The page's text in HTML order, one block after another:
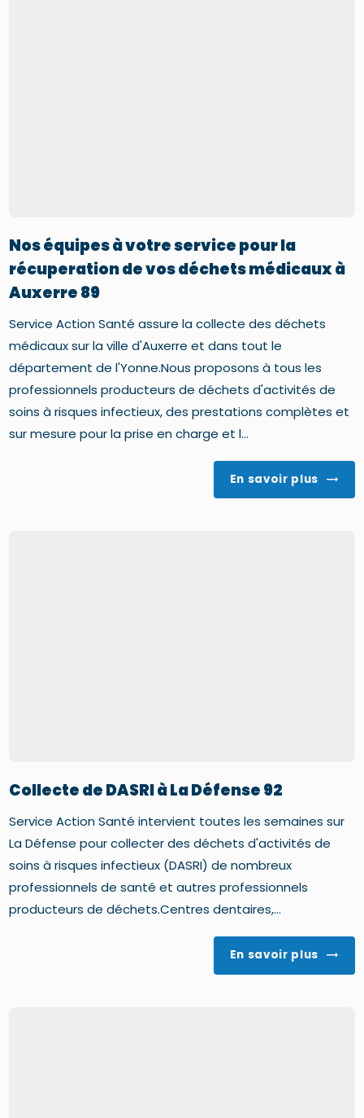
Nos équipes à votre service pour la
récuperation de vos déchets médicaux à
Auxerre 89
Service Action Santé assure la collecte des déchets
médicaux sur la ville d'Auxerre et dans tout le
département de l'Yonne.Nous proposons à tous les
professionnels producteurs de déchets d'activités de
soins à risques infectieux, des prestations complètes et
sur mesure pour la prise en charge et l...
En savoir plus
Collecte de DASRI à La Défense 92
Service Action Santé intervient toutes les semaines sur
La Défense pour collecter des déchets d'activités de
soins à risques infectieux (DASRI) de nombreux
professionnels de santé et autres professionnels
producteurs de déchets.Centres dentaires,...
En savoir plus